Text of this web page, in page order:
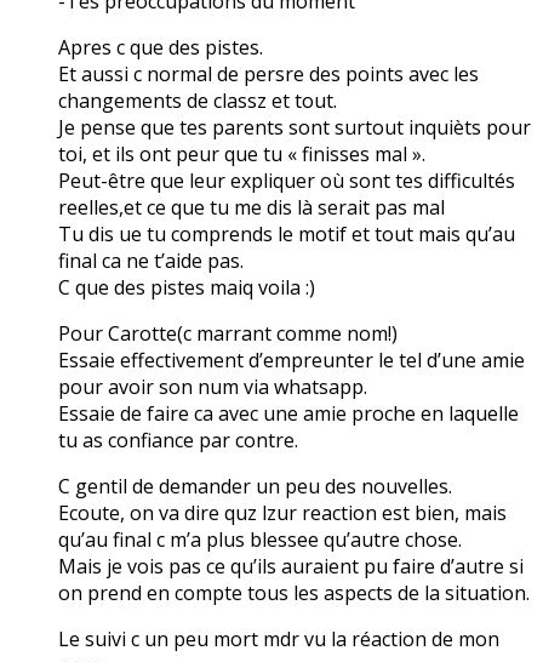
Apres c que des pistes.
Et aussi c normal de persre des points avec les
changements de classz et tout.
Je pense que tes parents sont surtout inquièts pour
toi, et ils ont peur que tu « finisses mal ».
Peut-être que leur expliquer où sont tes difficultés
reelles,et ce que tu me dis là serait pas mal
Tu dis ue tu comprends le motif et tout mais qu’au
final ca ne t’aide pas.
C que des pistes maiq voila :)
Pour Carotte(c marrant comme nom!)
Essaie effectivement d’empreunter le tel d’une amie
pour avoir son num via whatsapp.
Essaie de faire ca avec une amie proche en laquelle
tu as confiance par contre.
C gentil de demander un peu des nouvelles.
Ecoute, on va dire quz lzur reaction est bien, mais
qu’au final c m’a plus blessee qu’autre chose.
Mais je vois pas ce qu’ils auraient pu faire d’autre si
on prend en compte tous les aspects de la situation.
Le suivi c un peu mort mdr vu la réaction de mon